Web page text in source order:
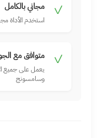
✓ مجاني بالكامل
استخدم الأداة
✓ متوافق مع
يعمل على جميع
وسامسونج